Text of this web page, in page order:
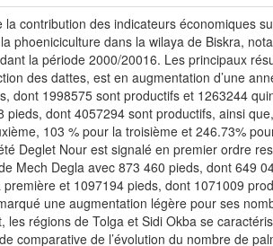
la contribution des indicateurs économiques
phoeniciculture dans la wilaya de Biskra,
la période 2000/20016. Les principaux
des dattes, est en augmentation d’une
dont 1998575 sont productifs et 1263244
pieds, dont 4057294 sont productifs, ainsi
103 % pour la troisième et 246.73%
Deglet Nour est signalé en premier ordre
Mech Degla avec 873 460 pieds, dont 649
et 1097194 pieds, dont 1071009
une augmentation légère pour ses
les régions de Tolga et Sidi Okba se
comparative de l’évolution du nombre de